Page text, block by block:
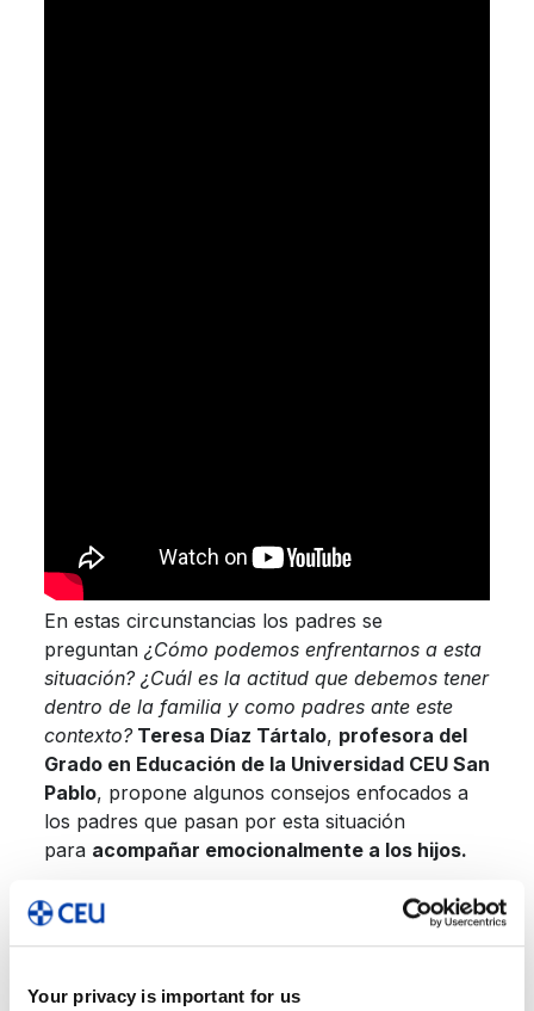
Your privacy is important for us
En estas circunstancias los padres se
preguntan ¿Cómo podemos enfrentarnos a esta
situación? ¿Cuál es la actitud que debemos tener
dentro de la familia y como padres ante este
contexto?Teresa Díaz Tártalo, profesora del
Grado en Educación de la Universidad CEU San
Pablo, propone algunos consejos enfocados a
los padres que pasan por esta situación
para acompañar emocionalmente a los hijos.
1. Analizar por qué va a repetir curso nuestro
apoyar de una u otra manera a un niño que tenga que